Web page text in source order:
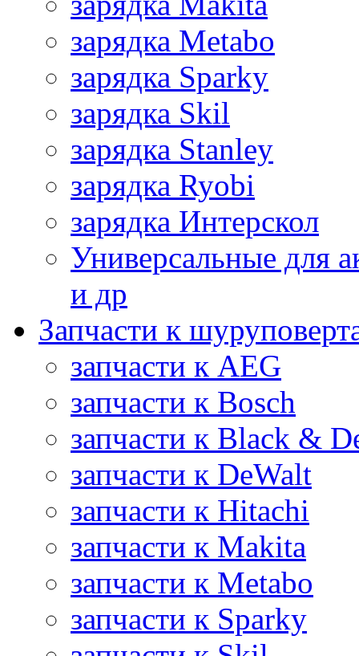
зарядка Metabo
зарядка Sparky
зарядка Skil
зарядка Stanley
зарядка Ryobi
зарядка Интерскол
Универсальные для
и др
Запчасти к
запчасти к AEG
запчасти к Bosch
запчасти к Black &
запчасти к DeWalt
запчасти к Hitachi
запчасти к Makita
запчасти к Metabo
запчасти к Sparky